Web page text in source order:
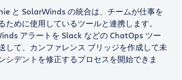
と SolarWinds の統合は、チームが仕事を
ために使用しているツールと連携します。
アラートを Slack などの ChatOps ツー
して、カンファレンス ブリッジを作成して未
シデントを修正するプロセスを開始できま